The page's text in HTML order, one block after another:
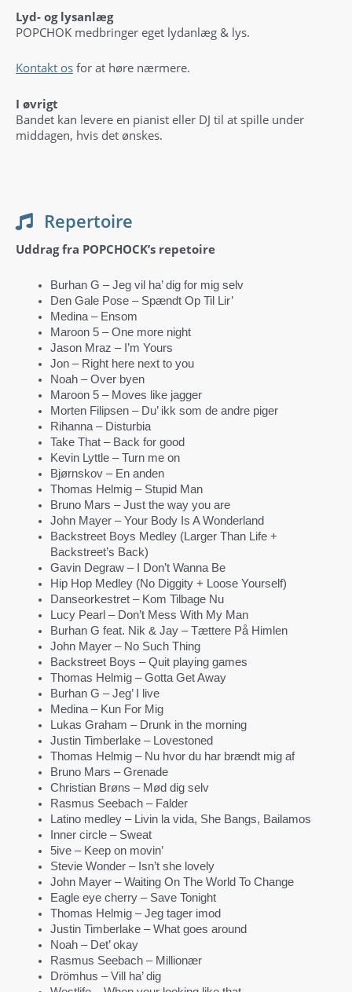
Lyd- og lysanlæg
POPCHOK medbringer eget lydanlæg & lys.
Kontakt os for at høre nærmere.
I øvrigt
Bandet kan levere en pianist eller DJ til at spille under
middagen, hvis det ønskes.
Repertoire
Uddrag fra POPCHOCK’s repetoire
Burhan G – Jeg vil ha’ dig for mig selv
Den Gale Pose – Spændt Op Til Lir’
Medina – Ensom
Maroon 5 – One more night
Jason Mraz – I’m Yours
Jon – Right here next to you
Noah – Over byen
Maroon 5 – Moves like jagger
Morten Filipsen – Du’ ikk som de andre piger
Rihanna – Disturbia
Take That – Back for good
Kevin Lyttle – Turn me on
Bjørnskov – En anden
Thomas Helmig – Stupid Man
Bruno Mars – Just the way you are
John Mayer – Your Body Is A Wonderland
Backstreet Boys Medley (Larger Than Life +
Backstreet’s Back)
Gavin Degraw – I Don’t Wanna Be
Hip Hop Medley (No Diggity + Loose Yourself)
Danseorkestret – Kom Tilbage Nu
Lucy Pearl – Don’t Mess With My Man
Burhan G feat. Nik & Jay – Tættere På Himlen
John Mayer – No Such Thing
Backstreet Boys – Quit playing games
Thomas Helmig – Gotta Get Away
Burhan G – Jeg’ I live
Medina – Kun For Mig
Lukas Graham – Drunk in the morning
Justin Timberlake – Lovestoned
Thomas Helmig – Nu hvor du har brændt mig af
Bruno Mars – Grenade
Christian Brøns – Mød dig selv
Rasmus Seebach – Falder
Latino medley – Livin la vida, She Bangs, Bailamos
Inner circle – Sweat
5ive – Keep on movin’
Stevie Wonder – Isn’t she lovely
John Mayer – Waiting On The World To Change
Eagle eye cherry – Save Tonight
Thomas Helmig – Jeg tager imod
Justin Timberlake – What goes around
Noah – Det’ okay
Rasmus Seebach – Millionær
Drömhus – Vill ha’ dig